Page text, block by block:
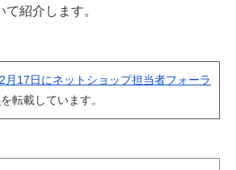
紹介します。
月17日にネットショップ担当者フォーラ
を転載しています。